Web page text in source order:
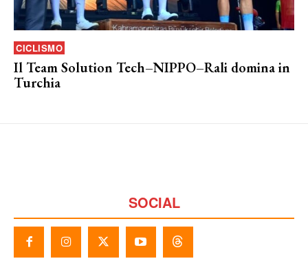
CICLISMO
Il Team Solution Tech–NIPPO–Rali domina in
Turchia
SOCIAL